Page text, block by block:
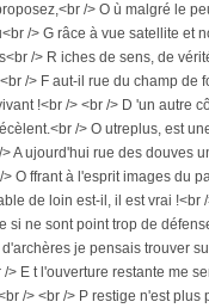
/> O ù malgré le
/> G râce à vue satellite et
/> R iches de sens, de
/> F aut-il rue du champ
!<br /> <br /> D 'un autre
/> O utreplus, est
A ujourd'hui rue des douves
O ffrant à l'esprit images du
de loin est-il, il est vrai
si ne sont point trop de
je pensais trouver
E t l'ouverture restante me
/> <br /> P restige n'est